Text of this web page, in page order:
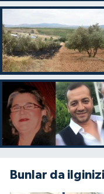
Bunlar da